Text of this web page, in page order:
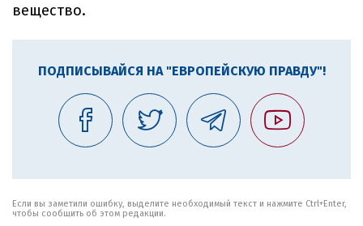
вещество.
ПОДПИСЫВАЙСЯ НА "ЕВРОПЕЙСКУЮ ПРАВДУ"!
Если вы заметили ошибку, выделите необходимый текст и нажмите Ctrl+Enter,
чтобы сообщить об этом редакции.